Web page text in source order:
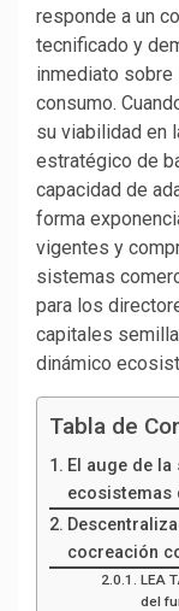
responde a un
tecnificado y
inmediato
consumo.
su viabilidad en
estratégico de
capacidad de
forma
vigentes y
sistemas
para los
capitales
dinámico
Tabla de
El auge de
ecosistemas
cocreación
LEA
del